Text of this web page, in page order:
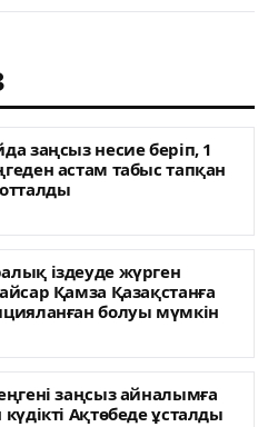
заңсыз несие беріп, 1
астам табыс тапқан
іздеуде жүрген
Қамза Қазақстанға
болуы мүмкін
заңсыз айналымға
күдікті Ақтөбеде ұсталды